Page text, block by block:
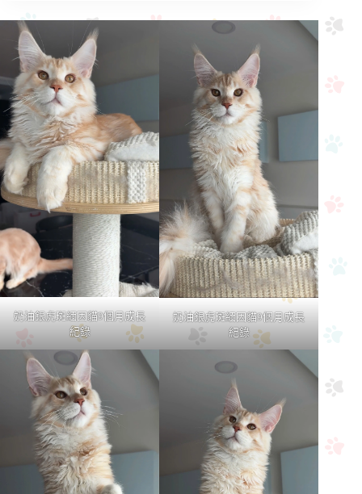
奶油銀虎斑緬因貓9個月成長
紀錄
奶油銀虎斑緬因貓9個月成長
紀錄